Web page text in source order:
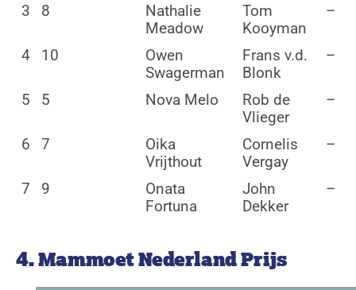
3 8
Nathalie
Meadow
Tom
Kooyman
–
4 10
Owen
Swagerman
Frans v.d.
Blonk
–
5 5 Nova Melo
Rob de
Vlieger
–
6 7
Oika
Vrijthout
Cornelis
Vergay
–
7 9
Onata
Fortuna
John
Dekker
–
4. Mammoet Nederland Prijs